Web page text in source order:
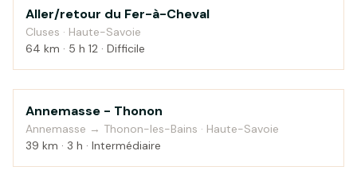
Montagne
Aller/retour du Fer-à-Cheval
Cluses · Haute-Savoie
64 km · 5 h 12 · Difficile
Campagne
Annemasse - Thonon
Annemasse → Thonon-les-Bains · Haute-Savoie
39 km · 3 h · Intermédiaire